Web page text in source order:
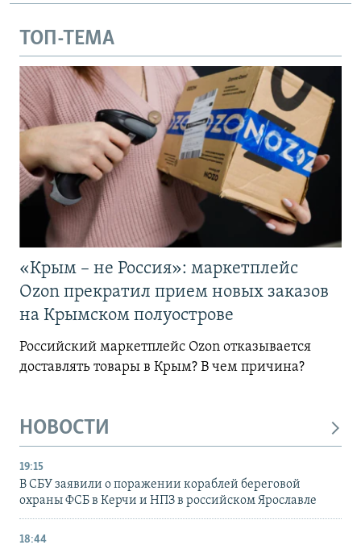
ТОП-ТЕМА
«Крым – не Россия»: маркетплейс
Ozon прекратил прием новых заказов
на Крымском полуострове
Российский маркетплейс Ozon отказывается
доставлять товары в Крым? В чем причина?
НОВОСТИ
19:15
В СБУ заявили о поражении кораблей береговой
охраны ФСБ в Керчи и НПЗ в российском Ярославле
18:44